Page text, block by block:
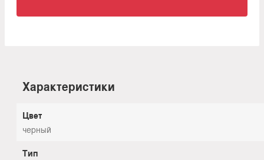
Характеристики
Цвет
черный
Тип